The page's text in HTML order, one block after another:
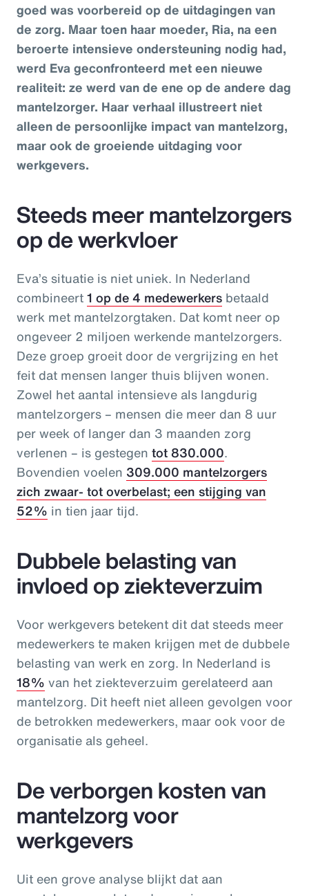
goed was voorbereid op de uitdagingen van
de zorg. Maar toen haar moeder, Ria, na een
beroerte intensieve ondersteuning nodig had,
werd Eva geconfronteerd met een nieuwe
realiteit: ze werd van de ene op de andere dag
mantelzorger. Haar verhaal illustreert niet
alleen de persoonlijke impact van mantelzorg,
maar ook de groeiende uitdaging voor
werkgevers.
Steeds meer mantelzorgers
op de werkvloer
Eva’s situatie is niet uniek. In Nederland
combineert1 op de 4 medewerkers betaald
werk met mantelzorgtaken. Dat komt neer op
ongeveer 2 miljoen werkende mantelzorgers.
Deze groep groeit door de vergrijzing en het
feit dat mensen langer thuis blijven wonen.
Zowel het aantal intensieve als langdurig
mantelzorgers – mensen die meer dan 8 uur
per week of langer dan 3 maanden zorg
verlenen – is gestegen tot 830.000.
Bovendien voelen 309.000 mantelzorgers
zich zwaar- tot overbelast; een stijging van
52% in tien jaar tijd.
Dubbele belasting van
invloed op ziekteverzuim
Voor werkgevers betekent dit dat steeds meer
medewerkers te maken krijgen met de dubbele
belasting van werk en zorg. In Nederland is
18% van het ziekteverzuim gerelateerd aan
mantelzorg. Dit heeft niet alleen gevolgen voor
de betrokken medewerkers, maar ook voor de
organisatie als geheel.
De verborgen kosten van
mantelzorg voor
werkgevers
Uit een grove analyse blijkt dat aan